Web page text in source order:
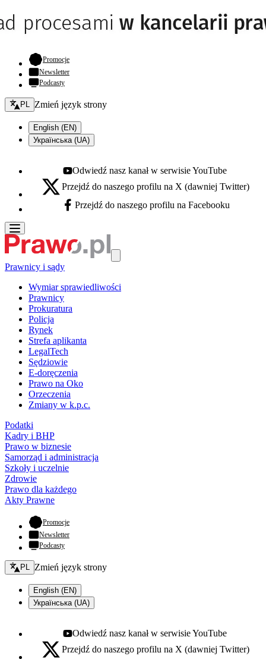
Promocje- otwiera się w nowej karcie
Newsletter
Podcasty
Zmień język - bieżący:
PL Zmień język strony
English (EN)
Українська (UA)
Youtube - otwiera się w nowej karcie
Odwiedź nasz kanał w serwisie YouTube
X - otwiera się w nowej karcie
Przejdź do naszego profilu na X (dawniej Twitter)
Facebook - otwiera się w nowej karcie
Przejdź do naszego profilu na Facebooku
Prawnicy i sądy
Wymiar sprawiedliwości
Prawnicy
Prokuratura
Policja
Rynek
Strefa aplikanta
LegalTech
Sędziowie
E-doręczenia
Prawo na Oko
Orzeczenia
Zmiany w k.p.c.
Podatki
Kadry i BHP
Prawo w biznesie
Samorząd i administracja
Szkoły i uczelnie
Zdrowie
Prawo dla każdego
Akty Prawne
Promocje- otwiera się w nowej karcie
Newsletter
Podcasty
Zmień język - bieżący:
PL Zmień język strony
English (EN)
Українська (UA)
Youtube - otwiera się w nowej karcie
Odwiedź nasz kanał w serwisie YouTube
X - otwiera się w nowej karcie
Przejdź do naszego profilu na X (dawniej Twitter)